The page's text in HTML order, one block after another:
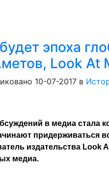
эпоха
Look At
10-07-2017 в
в медиа стала
придерживаться
издательства Look
медиа.